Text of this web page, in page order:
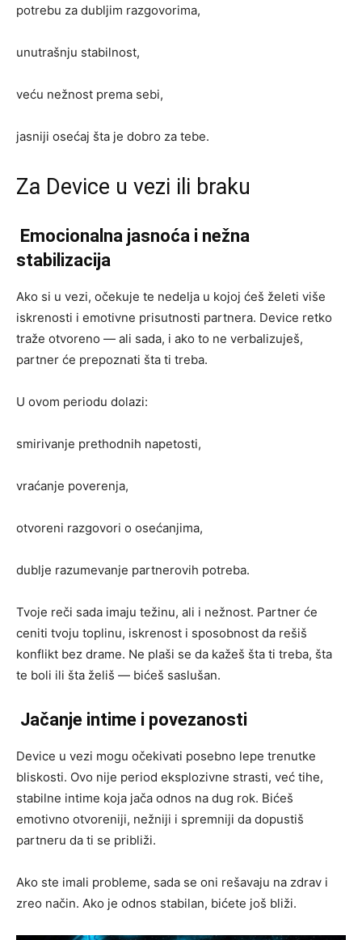
potrebu za dubljim razgovorima,
unutrašnju stabilnost,
veću nežnost prema sebi,
jasniji osećaj šta je dobro za tebe.
Za Device u vezi ili braku
Emocionalna jasnoća i nežna
stabilizacija
Ako si u vezi, očekuje te nedelja u kojoj ćeš želeti više
iskrenosti i emotivne prisutnosti partnera. Device retko
traže otvoreno — ali sada, i ako to ne verbalizuješ,
partner će prepoznati šta ti treba.
U ovom periodu dolazi:
smirivanje prethodnih napetosti,
vraćanje poverenja,
otvoreni razgovori o osećanjima,
dublje razumevanje partnerovih potreba.
Tvoje reči sada imaju težinu, ali i nežnost. Partner će
ceniti tvoju toplinu, iskrenost i sposobnost da rešiš
konflikt bez drame. Ne plaši se da kažeš šta ti treba, šta
te boli ili šta želiš — bićeš saslušan.
Jačanje intime i povezanosti
Device u vezi mogu očekivati posebno lepe trenutke
bliskosti. Ovo nije period eksplozivne strasti, već tihe,
stabilne intime koja jača odnos na dug rok. Bićeš
emotivno otvoreniji, nežniji i spremniji da dopustiš
partneru da ti se približi.
Ako ste imali probleme, sada se oni rešavaju na zdrav i
zreo način. Ako je odnos stabilan, bićete još bliži.